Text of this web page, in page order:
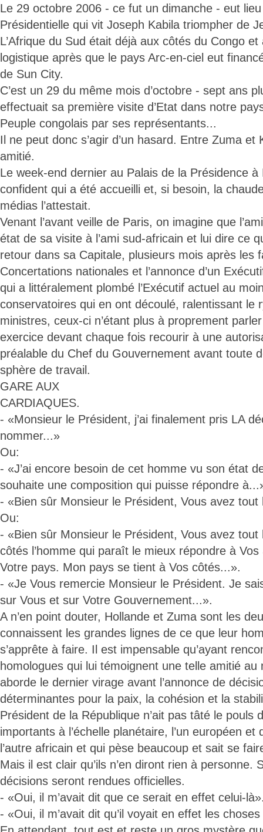
Le 29 octobre 2006 - ce fut un dimanche - eut
Présidentielle qui vit Joseph Kabila triompher de
L’Afrique du Sud était déjà aux côtés du Congo
logistique après que le pays Arc-en-ciel eut
de Sun City.
C’est un 29 du même mois d’octobre - sept ans
effectuait sa première visite d’Etat dans notre
Peuple congolais par ses représentants...
Il ne peut donc s’agir d’un hasard. Entre Zuma et
amitié.
Le week-end dernier au Palais de la Présidence à
confident qui a été accueilli et, si besoin, la
médias l’attestait.
Venant l’avant veille de Paris, on imagine que
état de sa visite à l’ami sud-africain et lui dire ce
retour dans sa Capitale, plusieurs mois après les
Concertations nationales et l’annonce d’un
qui a littéralement plombé l’Exécutif actuel au
conservatoires qui en ont découlé, ralentissant le
ministres, ceux-ci n’étant plus à proprement
exercice devant chaque fois recourir à une
préalable du Chef du Gouvernement avant toute
sphère de travail.
GARE AUX
CARDIAQUES.
- «Monsieur le Président, j’ai finalement pris LA
nommer...»
Ou:
- «J’ai encore besoin de cet homme vu son état
souhaite une composition qui puisse répondre
- «Bien sûr Monsieur le Président, Vous avez
Ou:
- «Bien sûr Monsieur le Président, Vous avez tout
côtés l’homme qui paraît le mieux répondre à
Votre pays. Mon pays se tient à Vos côtés...».
- «Je Vous remercie Monsieur le Président. Je
sur Vous et sur Votre Gouvernement...».
A n’en point douter, Hollande et Zuma sont les
connaissent les grandes lignes de ce que leur
s’apprête à faire. Il est impensable qu’ayant
homologues qui lui témoignent une telle amitié
aborde le dernier virage avant l’annonce de
déterminantes pour la paix, la cohésion et la
Président de la République n’ait pas tâté le pouls
importants à l’échelle planétaire, l’un européen
l’autre africain et qui pèse beaucoup et sait se
Mais il est clair qu’ils n’en diront rien à personne.
décisions seront rendues officielles.
- «Oui, il m’avait dit que ce serait en effet celui-
- «Oui, il m’avait dit qu’il voyait en effet les